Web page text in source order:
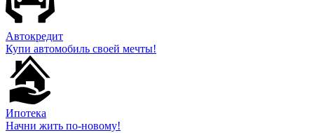
Автокредит
Купи автомобиль своей мечты!
Ипотека
Начни жить по-новому!